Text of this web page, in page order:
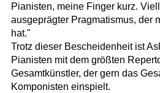
Pianisten, meine Finger kurz.
ausgeprägter Pragmatismus, der
hat."
Trotz dieser Bescheidenheit ist
Pianisten mit dem größten
Gesamtkünstler, der gern das
Komponisten einspielt.